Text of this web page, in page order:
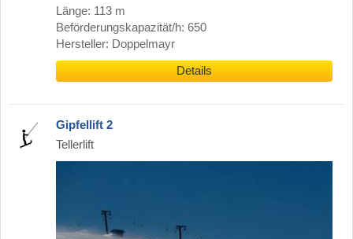
Länge: 113 m
Beförderungskapazität/h: 650
Hersteller: Doppelmayr
Details
Gipfellift 2
Tellerlift